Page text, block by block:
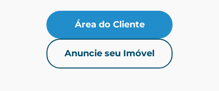
Área do Cliente
Anuncie seu Imóvel